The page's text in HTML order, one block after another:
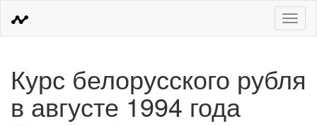
Меню
Курс белорусского рубля
в августе 1994 года